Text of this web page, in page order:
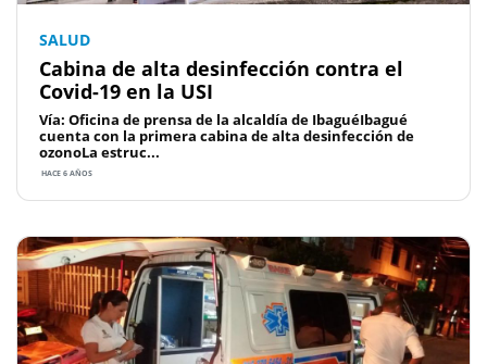
SALUD
Cabina de alta desinfección contra el
Covid-19 en la USI
Vía: Oficina de prensa de la alcaldía de IbaguéIbagué
cuenta con la primera cabina de alta desinfección de
ozonoLa estruc...
HACE 6 AÑOS